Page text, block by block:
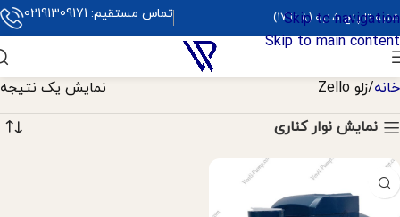
Skip to navigation
Skip to main content
شنبه تا پنج شنبه (8 تا 17) تماس مستقیم: 02191309171
خانه زلو Zello
نمایش یک نتیجه
نمایش نوار کناری